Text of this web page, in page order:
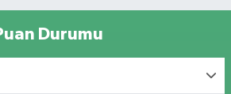
Durumu